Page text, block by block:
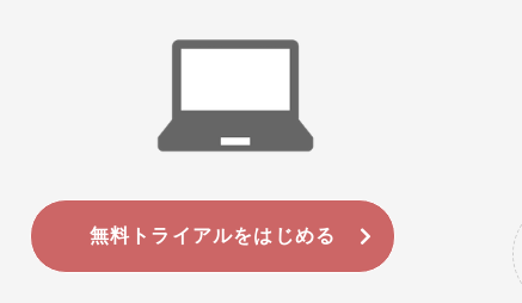
無料トライアルをはじめる